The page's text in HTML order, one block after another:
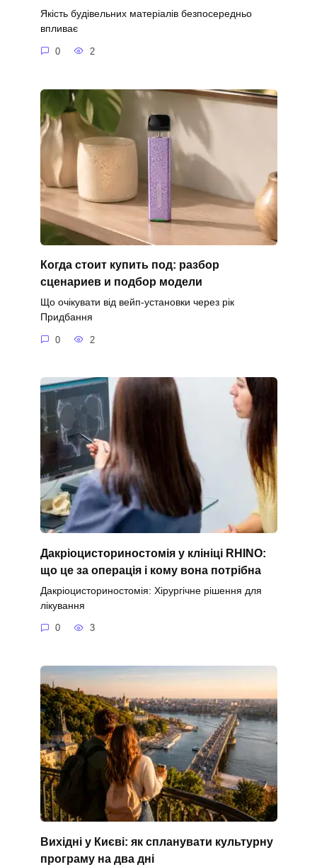
Якість будівельних матеріалів безпосередньо
впливає
0 2
Когда стоит купить под: разбор
сценариев и подбор модели
Що очікувати від вейп-установки через рік
Придбання
0 2
Дакріоцисториностомія у клініці RHINO:
що це за операція і кому вона потрібна
Дакріоцисториностомія: Хірургічне рішення для
лікування
0 3
Вихідні у Києві: як спланувати культурну
програму на два дні